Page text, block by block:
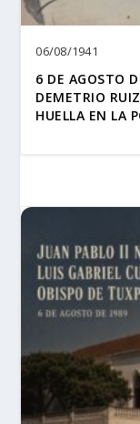
06/08/1941
6 DE AGOSTO
DEMETRIO
HUELLA EN LA